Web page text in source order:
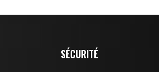
SÉCURITÉ